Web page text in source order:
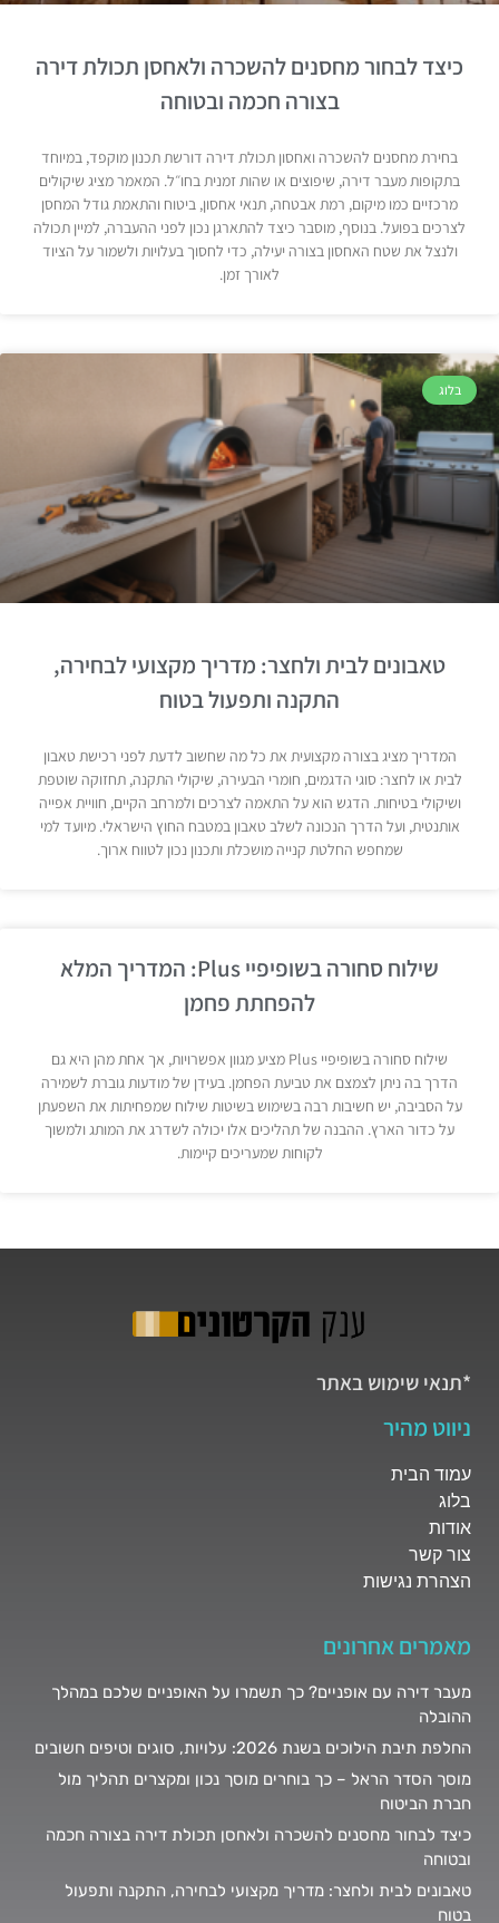
כיצד לבחור מחסנים להשכרה ולאחסן תכולת דירה
בצורה חכמה ובטוחה
בחירת מחסנים להשכרה ואחסון תכולת דירה דורשת תכנון מוקפד, במיוחד
בתקופות מעבר דירה, שיפוצים או שהות זמנית בחו״ל. המאמר מציג שיקולים
מרכזיים כמו מיקום, רמת אבטחה, תנאי אחסון, ביטוח והתאמת גודל המחסן
לצרכים בפועל. בנוסף, מוסבר כיצד להתארגן נכון לפני ההעברה, למיין תכולה
ולנצל את שטח האחסון בצורה יעילה, כדי לחסוך בעלויות ולשמור על הציוד
לאורך זמן.
בלוג
טאבונים לבית ולחצר: מדריך מקצועי לבחירה,
התקנה ותפעול בטוח
המדריך מציג בצורה מקצועית את כל מה שחשוב לדעת לפני רכישת טאבון
לבית או לחצר: סוגי הדגמים, חומרי הבעירה, שיקולי התקנה, תחזוקה שוטפת
ושיקולי בטיחות. הדגש הוא על התאמה לצרכים ולמרחב הקיים, חוויית אפייה
אותנטית, ועל הדרך הנכונה לשלב טאבון במטבח החוץ הישראלי. מיועד למי
שמחפש החלטת קנייה מושכלת ותכנון נכון לטווח ארוך.
שילוח סחורה בשופיפיי Plus: המדריך המלא
להפחתת פחמן
שילוח סחורה בשופיפיי Plus מציע מגוון אפשרויות, אך אחת מהן היא גם
הדרך בה ניתן לצמצם את טביעת הפחמן. בעידן של מודעות גוברת לשמירה
על הסביבה, יש חשיבות רבה בשימוש בשיטות שילוח שמפחיתות את השפעתן
על כדור הארץ. ההבנה של תהליכים אלו יכולה לשדרג את המותג ולמשוך
לקוחות שמעריכים קיימות.
*תנאי שימוש באתר
ניווט מהיר
עמוד הבית
בלוג
אודות
צור קשר
הצהרת נגישות
מאמרים אחרונים
מעבר דירה עם אופניים? כך תשמרו על האופניים שלכם במהלך
ההובלה
החלפת תיבת הילוכים בשנת 2026: עלויות, סוגים וטיפים חשובים
מוסך הסדר הראל – כך בוחרים מוסך נכון ומקצרים תהליך מול
חברת הביטוח
כיצד לבחור מחסנים להשכרה ולאחסן תכולת דירה בצורה חכמה
ובטוחה
טאבונים לבית ולחצר: מדריך מקצועי לבחירה, התקנה ותפעול
בטוח